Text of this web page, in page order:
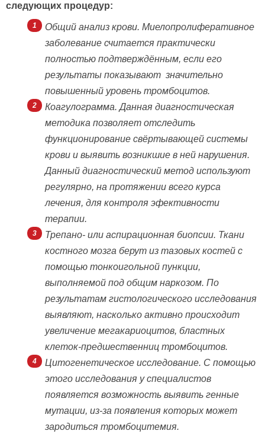
следующих процедур:
Общий анализ крови. Миелопролиферативное
заболевание считается практически
полностью подтверждённым, если его
результаты показывают значительно
повышенный уровень тромбоцитов.
Коагулограмма. Данная диагностическая
методика позволяет отследить
функционирование свёртывающей системы
крови и выявить возникшие в ней нарушения.
Данный диагностический метод используют
регулярно, на протяжении всего курса
лечения, для контроля эфективности
терапии.
Трепано- или аспирационная биопсии. Ткани
костного мозга берут из тазовых костей с
помощью тонкоигольной пункции,
выполняемой под общим наркозом. По
результатам гистологического исследования
выявляют, насколько активно происходит
увеличение мегакариоцитов, бластных
клеток-предшественниц тромбоцитов.
Цитогенетическое исследование. С помощью
этого исследования у специалистов
появляется возможность выявить генные
мутации, из-за появления которых может
зародиться тромбоцитемия.